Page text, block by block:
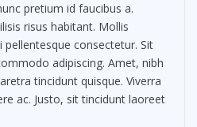
pretium id faucibus a.
risus habitant. Mollis
pellentesque consectetur. Sit
adipiscing. Amet, nibh
tincidunt quisque. Viverra
ac. Justo, sit tincidunt laoreet